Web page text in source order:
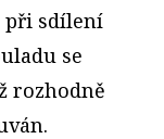
při sdílení
se
rozhodně